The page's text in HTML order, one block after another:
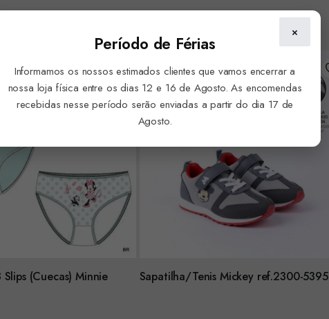
(Cuecas) Minnie Sapatilha/Tenis Mickey ref.2300-5395
Encomendar
×
Período de Férias
Informamos os nossos estimados clientes que vamos encerrar a
nossa loja física entre os dias 12 e 16 de Agosto. As encomendas
recebidas nesse período serão enviadas a partir do dia 17 de
Agosto.